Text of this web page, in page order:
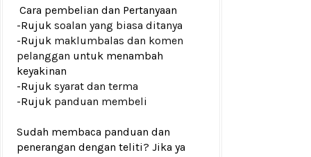
Cara pembelian dan Pertanyaan
-Rujuk soalan yang biasa ditanya
-Rujuk maklumbalas dan komen
pelanggan untuk menambah
keyakinan
-Rujuk syarat dan terma
-Rujuk panduan membeli
Sudah membaca panduan dan
penerangan dengan teliti? Jika ya